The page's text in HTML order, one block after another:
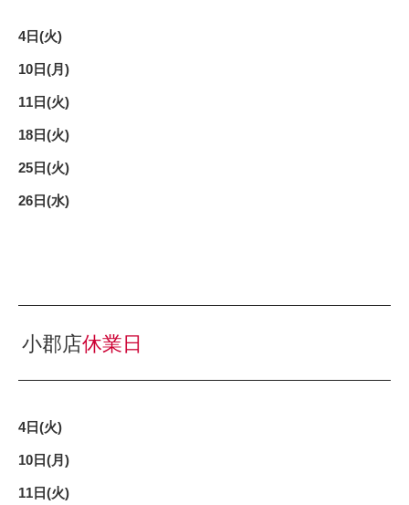
4日(火)
10日(月)
11日(火)
18日(火)
25日(火)
26日(水)
小郡店休業日
4日(火)
10日(月)
11 日(火)